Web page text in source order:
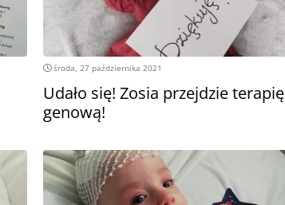
środa, 27 października 2021
Udało się! Zosia przejdzie terapię
genową!